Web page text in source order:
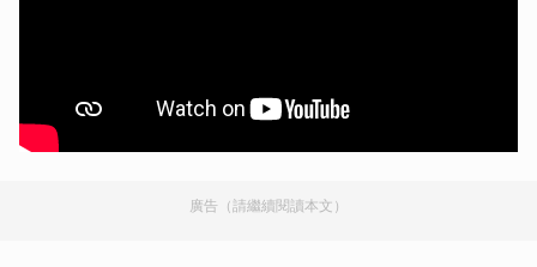
廣告（請繼續閱讀本文）